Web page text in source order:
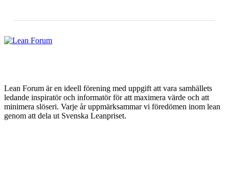
Lean Forum är en ideell förening med uppgift att vara samhällets
ledande inspiratör och informatör för att maximera värde och att
minimera slöseri. Varje år uppmärksammar vi föredömen inom lean
genom att dela ut Svenska Leanpriset.